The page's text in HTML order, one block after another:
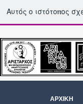
Αυτός ο ιστότοπος
ΑΡΧΙΚΗ